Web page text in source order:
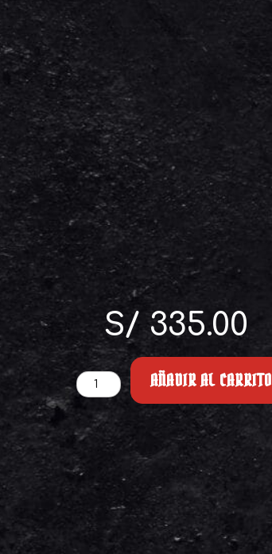
S/335.00
Membresía
APP
(Ingreso
Cuota
1)
cantidad
AÑADIR AL CARRITO